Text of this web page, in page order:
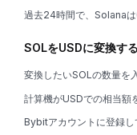
過去24時間で、Solana
SOLをUSDに変換す
変換したいSOLの数量を
計算機がUSDでの相当額
Bybitアカウントに登録し